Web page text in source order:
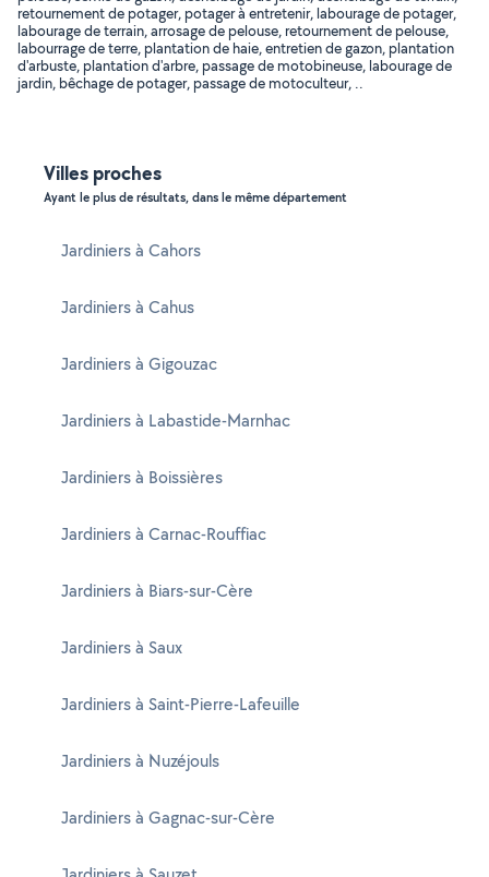
retournement de potager, potager à entretenir, labourage de potager,
labourage de terrain, arrosage de pelouse, retournement de pelouse,
labourrage de terre, plantation de haie, entretien de gazon, plantation
d'arbuste, plantation d'arbre, passage de motobineuse, labourage de
jardin, bêchage de potager, passage de motoculteur, ..
Villes proches
Ayant le plus de résultats, dans le même département
Jardiniers à Cahors
Jardiniers à Cahus
Jardiniers à Gigouzac
Jardiniers à Labastide-Marnhac
Jardiniers à Boissières
Jardiniers à Carnac-Rouffiac
Jardiniers à Biars-sur-Cère
Jardiniers à Saux
Jardiniers à Saint-Pierre-Lafeuille
Jardiniers à Nuzéjouls
Jardiniers à Gagnac-sur-Cère